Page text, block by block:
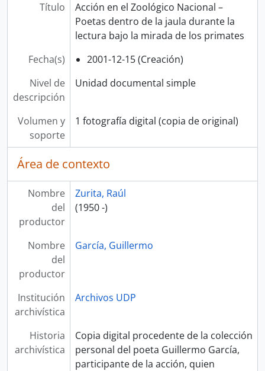
Título
Acción en el Zoológico Nacional –
Poetas dentro de la jaula durante la
lectura bajo la mirada de los primates
Fecha(s)
2001-12-15 (Creación)
Nivel de
descripción
Unidad documental simple
Volumen y
soporte
1 fotografía digital (copia de original)
Área de contexto
Nombre
del
productor
Zurita, Raúl
(1950 -)
Nombre
del
productor
García, Guillermo
Institución
archivística
Archivos UDP
Historia
archivística
Copia digital procedente de la colección
personal del poeta Guillermo García,
participante de la acción, quien